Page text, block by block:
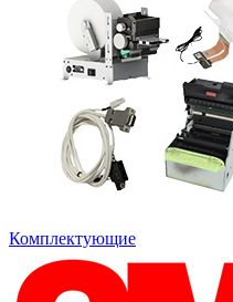
Комплектующие